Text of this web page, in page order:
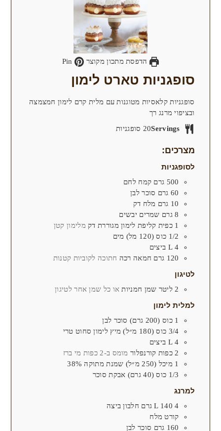
הדפסת מתכון מקוצר
סופגניות טארט לימון
סופגניות קלאסיות מטוגנות עם מלית קרם לימון חמצמצה
ובציפוי מרנג רך
Servings
20 סופגניות
מצרכים:
לסופגניות
500 גרם קמח לחם
60 גרם סוכר לבן
10 גרם מלח דק
8 גרם שמרים יבשים
1 כפית קליפת לימון מגוררת דק מלימון קטן
1/2 כוס (120 מל)
מים
4
L ביצים
120 גרם חמאה רכה חתוכה לקוביות קטנות
לטיגון
2 ליטר שמן חמניות או כל שמן אחר לטיגון
למלית לימון
1 כוס (200 גרם)
סוכר לבן
3/4 כוס (180 מ״ל)
מיץ לימון סחוט טרי
4
L ביצים
2 כפות קורנפלור מומס ב-2 כפות מי ברז
1 מיכל (250 מ״ל)
שמנת מתוקה 38%
1/3 כוס (40 גרם) אבקת סוכר
למרנג
4 L 140 גרם
חלבון ביצה
קורט מלח
160 גרם
סוכר לבן